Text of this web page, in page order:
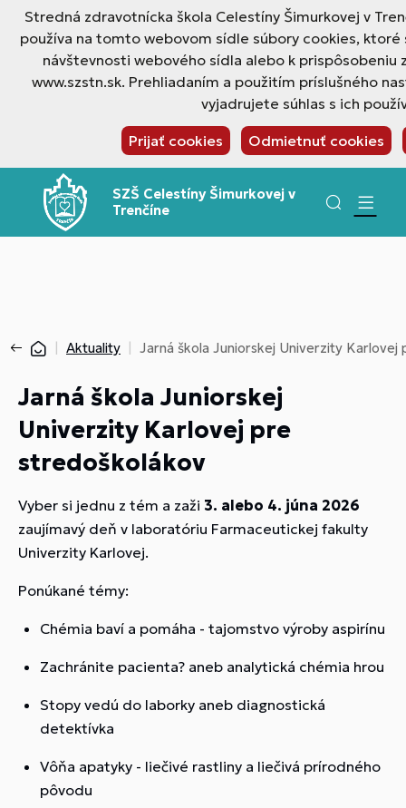
Stredná zdravotnícka škola Celestíny Šimurkovej v
používa na tomto webovom sídle súbory cookies,
návštevnosti webového sídla alebo k prispôsobeniu
www.szstn.sk. Prehliadaním a použitím príslušného
vyjadrujete súhlas s ich
Prijať cookies Odmietnuť cookies
SZŠ Celestíny Šimurkovej v
Trenčíne
Aktuality Jarná škola Juniorskej Univerzity Karlovej
Jarná škola Juniorskej
Univerzity Karlovej pre
stredoškolákov
Vyber si jednu z tém a zaži 3. alebo 4. júna 2026
zaujímavý deň v laboratóriu Farmaceutickej fakulty
Univerzity Karlovej.
Ponúkané témy:
Chémia baví a pomáha - tajomstvo výroby aspirínu
Zachránite pacienta? aneb analytická chémia hrou
Stopy vedú do laborky aneb diagnostická
detektívka
Vôňa apatyky - liečivé rastliny a liečivá prírodného
pôvodu